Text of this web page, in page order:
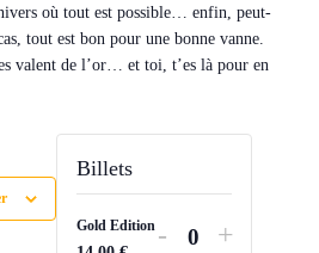
où tout est possible… enfin, peut-
tout est bon pour une bonne vanne.
valent de l’or… et toi, t’es là pour en
Billets
Gold Edition Diminuer
- +